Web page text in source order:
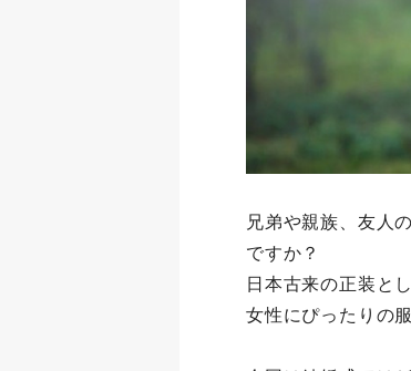
兄弟や親族、友人
ですか？
日本古来の正装と
女性にぴったりの